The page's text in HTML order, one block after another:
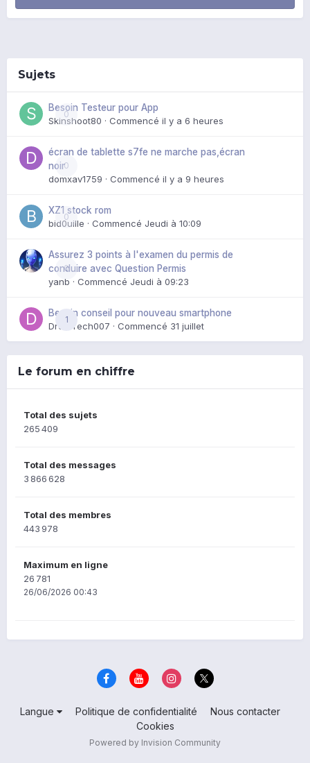
Sujets
0
Besoin Testeur pour App
Skinshoot80 · Commencé il y a 6 heures
0
écran de tablette s7fe ne marche pas,écran
noir
domxav1759 · Commencé il y a 9 heures
0
XZ1 stock rom
bid0uille · Commencé Jeudi à 10:09
0
Assurez 3 points à l'examen du permis de
conduire avec Question Permis
yanb · Commencé Jeudi à 09:23
1
Besoin conseil pour nouveau smartphone
DroidTech007 · Commencé 31 juillet
Le forum en chiffre
Total des sujets
265 409
Total des messages
3 866 628
Total des membres
443 978
Maximum en ligne
26 781
26/06/2026 00:43
Langue Politique de confidentialité
Nous contacter
Cookies
Powered by Invision Community